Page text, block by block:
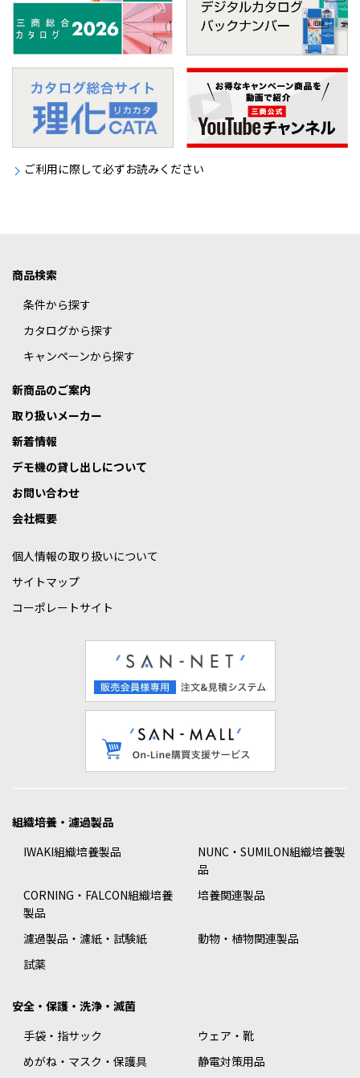
ご利用に際して必ずお読みください
商品検索
条件から探す
カタログから探す
キャンペーンから探す
新商品のご案内
取り扱いメーカー
新着情報
デモ機の貸し出しについて
お問い合わせ
会社概要
個人情報の取り扱いについて
サイトマップ
コーポレートサイト
組織培養・濾過製品
IWAKI組織培養製品
NUNC・SUMILON組織培養製
品
CORNING・FALCON組織培養
製品
培養関連製品
濾過製品・濾紙・試験紙
動物・植物関連製品
試薬
安全・保護・洗浄・滅菌
手袋・指サック
ウェア・靴
めがね・マスク・保護具
静電対策用品